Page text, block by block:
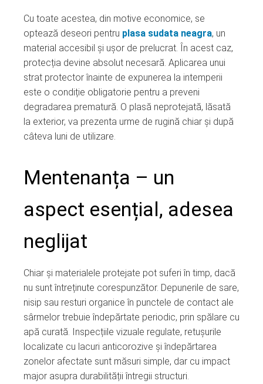
Cu toate acestea, din motive economice, se
optează deseori pentru plasa sudata neagra, un
material accesibil și ușor de prelucrat. În acest caz,
protecția devine absolut necesară. Aplicarea unui
strat protector înainte de expunerea la intemperii
este o condiție obligatorie pentru a preveni
degradarea prematură. O plasă neprotejată, lăsată
la exterior, va prezenta urme de rugină chiar și după
câteva luni de utilizare.
Mentenanța – un
aspect esențial, adesea
neglijat
Chiar și materialele protejate pot suferi în timp, dacă
nu sunt întreținute corespunzător. Depunerile de sare,
nisip sau resturi organice în punctele de contact ale
sârmelor trebuie îndepărtate periodic, prin spălare cu
apă curată. Inspecțiile vizuale regulate, retușurile
localizate cu lacuri anticorozive și îndepărtarea
zonelor afectate sunt măsuri simple, dar cu impact
major asupra durabilității întregii structuri.